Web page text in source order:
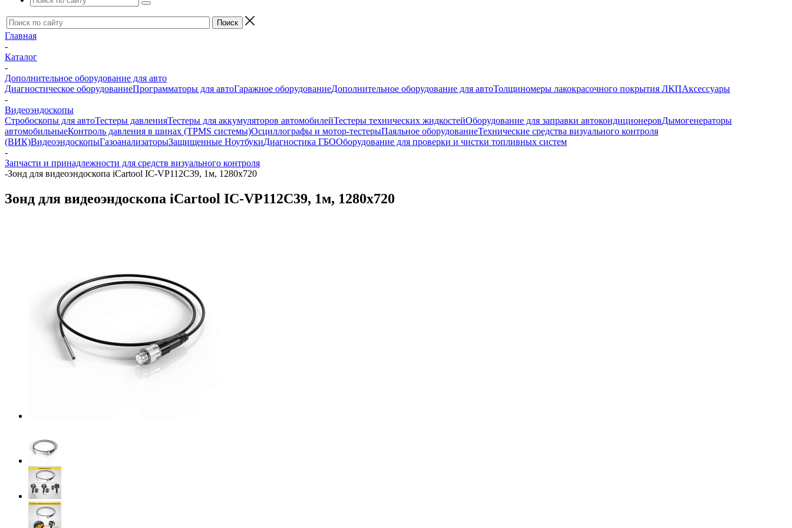
Главная
-
Каталог
-
Дополнительное оборудование для авто
Диагностическое оборудованиеПрограмматоры для автоГаражное оборудованиеДополнительное оборудование для автоТолщиномеры лакокрасочного покрытия ЛКПАксессуары
-
Видеоэндоскопы
Стробоскопы для автоТестеры давленияТестеры для аккумуляторов автомобилейТестеры технических жидкостейОборудование для заправки автокондиционеровДымогенераторы
автомобильныеКонтроль давления в шинах (TPMS системы)Осциллографы и мотор-тестерыПаяльное оборудованиеТехнические средства визуального контроля
(ВИК)ВидеоэндоскопыГазоанализаторыЗащищенные НоутбукиДиагностика ГБООборудование для проверки и чистки топливных систем
-
Запчасти и принадлежности для средств визуального контроля
-Зонд для видеоэндоскопа iCartool IC-VP112C39, 1м, 1280x720
Зонд для видеоэндоскопа iCartool IC-VP112C39, 1м, 1280x720